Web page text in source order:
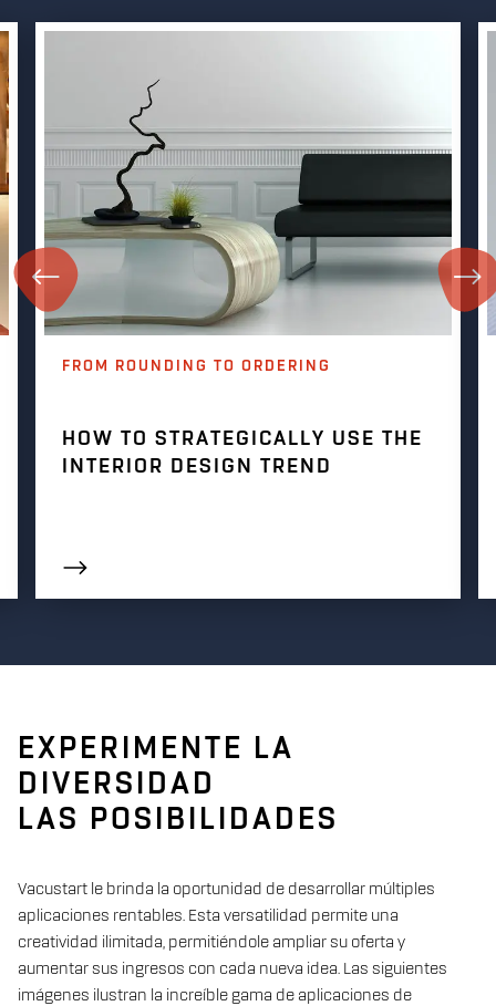
FROM ROUNDING TO ORDERING
HOW TO STRATEGICALLY USE THE
INTERIOR DESIGN TREND
EXPERIMENTE LA
DIVERSIDAD
LAS POSIBILIDADES
Vacustart le brinda la oportunidad de desarrollar múltiples
aplicaciones rentables. Esta versatilidad permite una
creatividad ilimitada, permitiéndole ampliar su oferta y
aumentar sus ingresos con cada nueva idea. Las siguientes
imágenes ilustran la increíble gama de aplicaciones de